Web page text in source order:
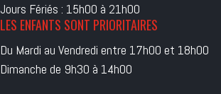
Jours Fériés : 15h00 à 21h00
LES ENFANTS SONT PRIORITAIRES
Du Mardi au Vendredi entre 17h00 et 18h00
Dimanche de 9h30 à 14h00